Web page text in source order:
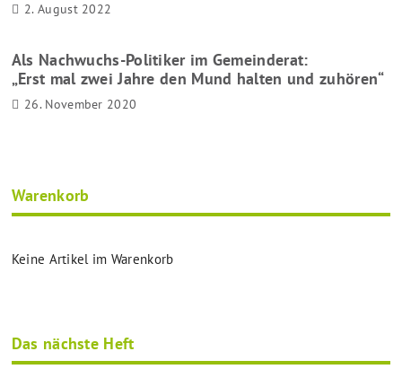
2. August 2022
Als Nachwuchs-Politiker im Gemeinderat:
„Erst mal zwei Jahre den Mund halten und zuhören“
26. November 2020
Warenkorb
Keine Artikel im Warenkorb
Das nächste Heft